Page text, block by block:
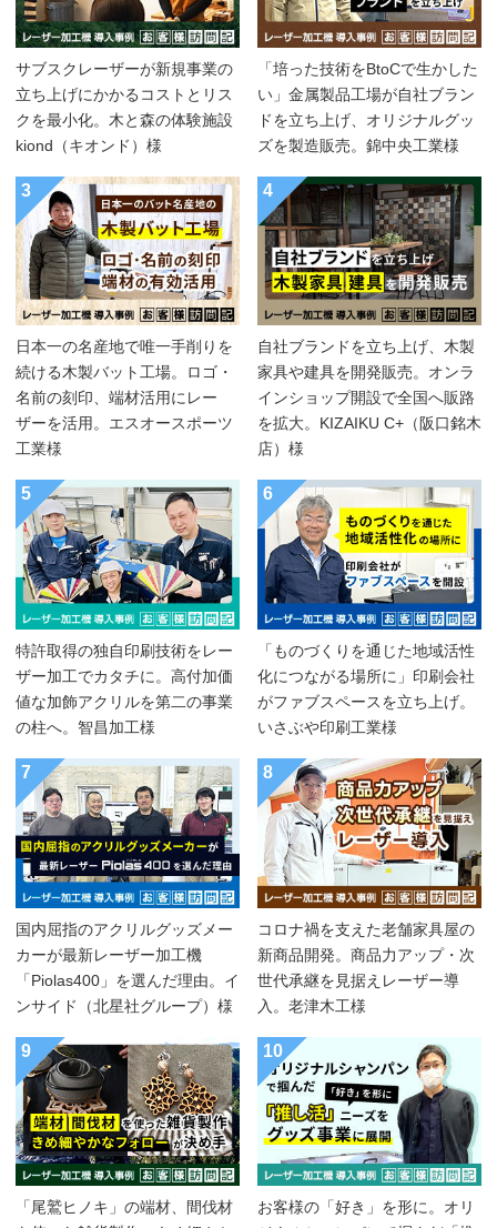
サブスクレーザーが新規事業の
立ち上げにかかるコストとリス
クを最小化。木と森の体験施設
kiond（キオンド）様
「培った技術をBtoCで生かした
い」金属製品工場が自社ブラン
ドを立ち上げ、オリジナルグッ
ズを製造販売。錦中央工業様
3
日本一の名産地で唯一手削りを
続ける木製バット工場。ロゴ・
名前の刻印、端材活用にレー
ザーを活用。エスオースポーツ
工業様
4
自社ブランドを立ち上げ、木製
家具や建具を開発販売。オンラ
インショップ開設で全国へ販路
を拡大。KIZAIKU C+（阪口銘木
店）様
5
特許取得の独自印刷技術をレー
ザー加工でカタチに。高付加価
値な加飾アクリルを第二の事業
の柱へ。智昌加工様
6
「ものづくりを通じた地域活性
化につながる場所に」印刷会社
がファブスペースを立ち上げ。
いさぶや印刷工業様
7
国内屈指のアクリルグッズメー
カーが最新レーザー加工機
「Piolas400」を選んだ理由。イ
ンサイド（北星社グループ）様
8
コロナ禍を支えた老舗家具屋の
新商品開発。商品力アップ・次
世代承継を見据えレーザー導
入。老津木工様
9
「尾鷲ヒノキ」の端材、間伐材
10
お客様の「好き」を形に。オリ